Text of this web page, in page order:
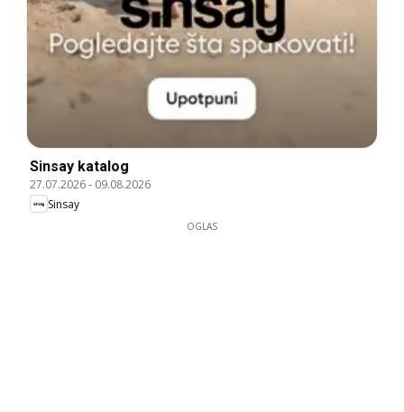
Sinsay katalog
27.07.2026- 09.08.2026
Sinsay
OGLAS